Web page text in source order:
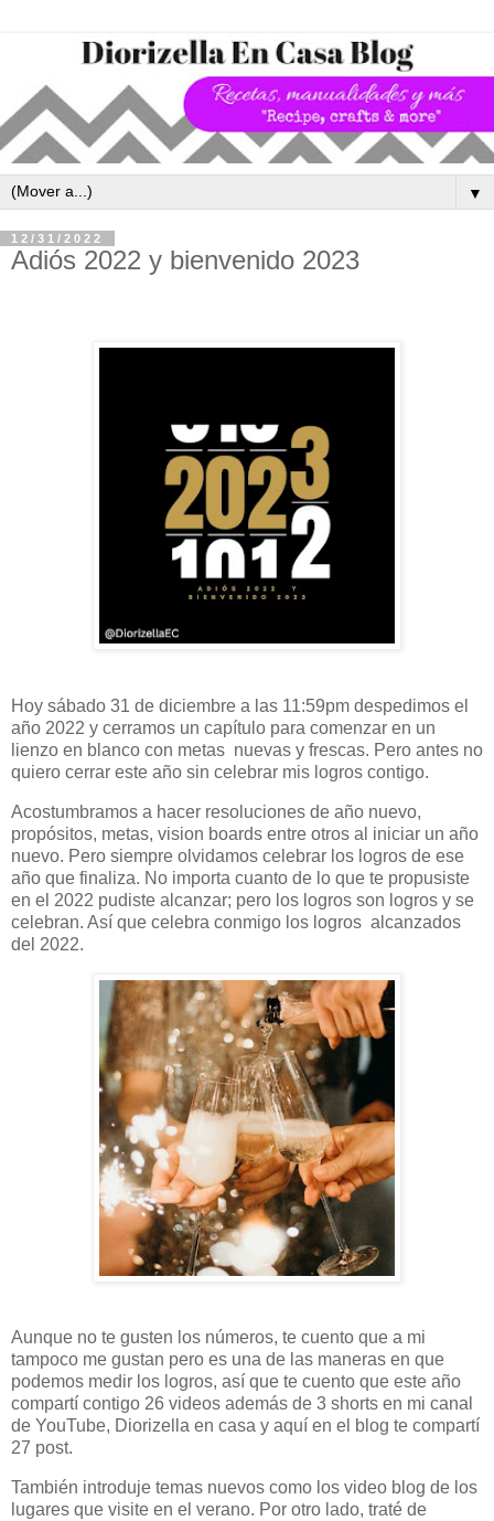
▼
12/31/2022
Adiós 2022 y bienvenido 2023
Hoy sábado 31 de diciembre a las 11:59pm despedimos el
año 2022 y cerramos un capítulo para comenzar en un
lienzo en blanco con metas nuevas y frescas. Pero antes no
quiero cerrar este año sin celebrar mis logros contigo.
Acostumbramos a hacer resoluciones de año nuevo,
propósitos, metas, vision boards entre otros al iniciar un año
nuevo. Pero siempre olvidamos celebrar los logros de ese
año que finaliza. No importa cuanto de lo que te propusiste
en el 2022 pudiste alcanzar; pero los logros son logros y se
celebran. Así que celebra conmigo los logros alcanzados
del 2022.
Aunque no te gusten los números, te cuento que a mi
tampoco me gustan pero es una de las maneras en que
podemos medir los logros, así que te cuento que este año
compartí contigo 26 videos además de 3 shorts en mi canal
de YouTube, Diorizella en casa y aquí en el blog te compartí
27 post.
También introduje temas nuevos como los video blog de los
lugares que visite en el verano. Por otro lado, traté de